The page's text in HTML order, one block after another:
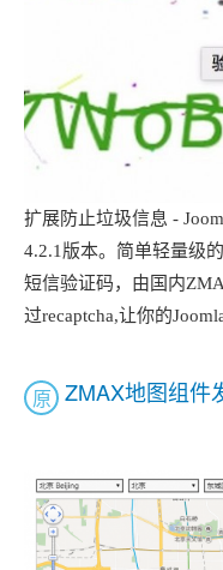
扩展防止垃圾信息 -
4.2.1版本。简单轻量级
短信验证码，由国内
过recaptcha,让你的
ZMAX地图组件
原